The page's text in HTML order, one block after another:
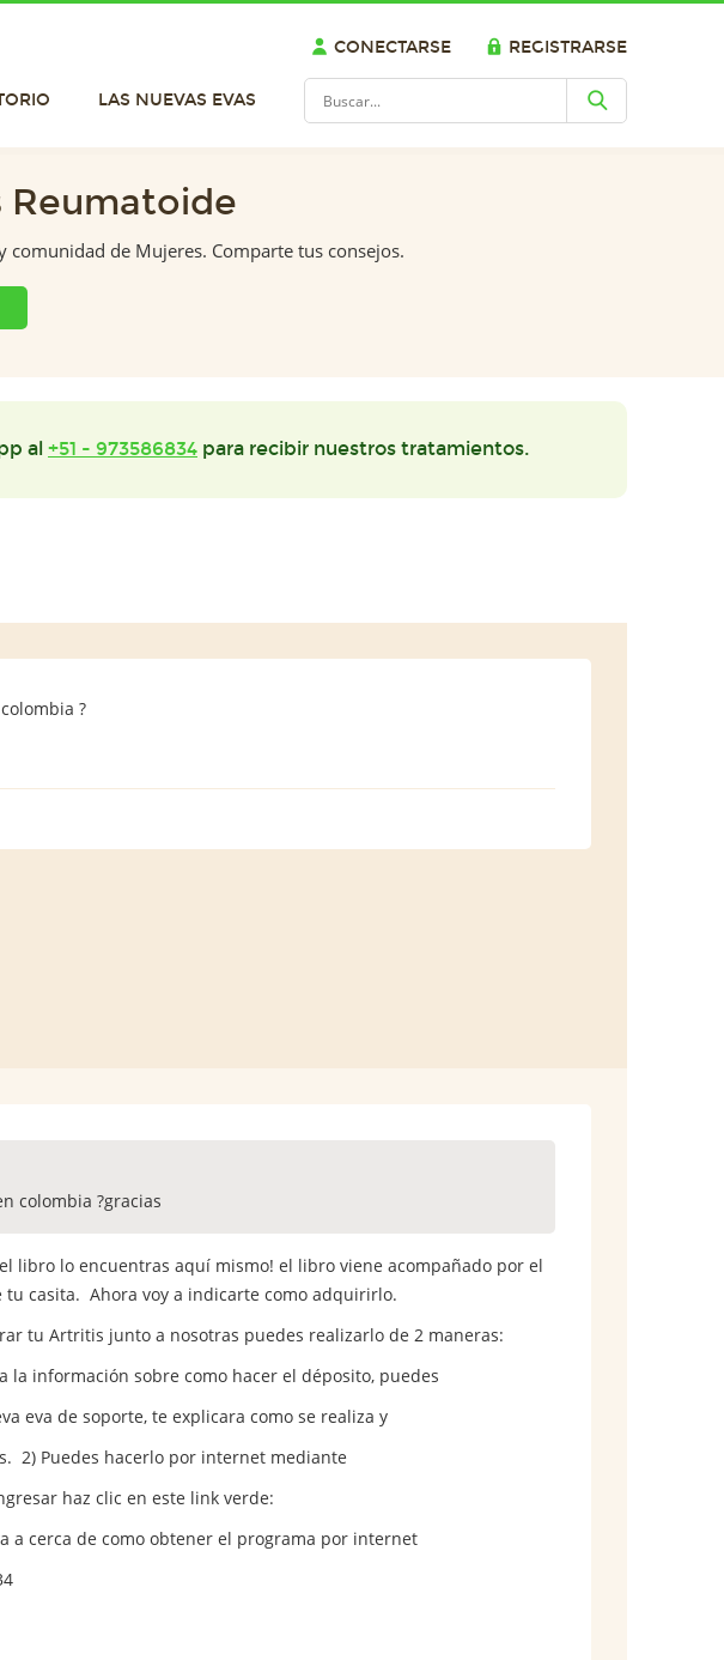
CONECTARSE REGISTRARSE
LAS NUEVAS EVAS
comunidad de Mujeres. Comparte tus consejos.
al +51 - 973586834 para recibir nuestros tratamientos.
?
colombia ?gracias
libro lo encuentras aquí mismo! el libro viene acompañado por el
casita. Ahora voy a indicarte como adquirirlo.
tu Artritis junto a nosotras puedes realizarlo de 2 maneras:
información sobre como hacer el déposito, puedes
eva de soporte, te explicara como se realiza y
2) Puedes hacerlo por internet mediante
haz clic en este link verde:
a cerca de como obtener el programa por internet